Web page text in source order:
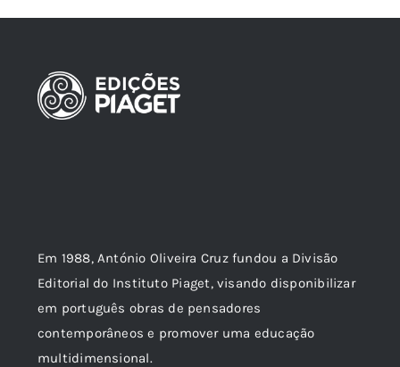
Em 1988, António Oliveira Cruz fundou a Divisão
Editorial do Instituto Piaget, visando disponibilizar
em português obras de pensadores
contemporâneos e promover uma educação
multidimensional.